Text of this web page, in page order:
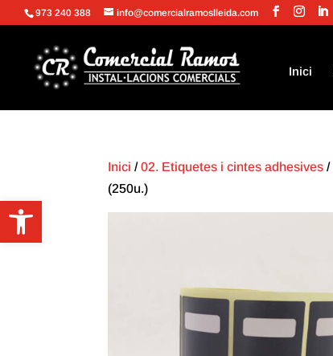
Obre la barra d'eines
973 240 388 info@comercialramoslleida.com
Inici
Inici /02. Etiquetes i cintes adhesives /
(250u.)